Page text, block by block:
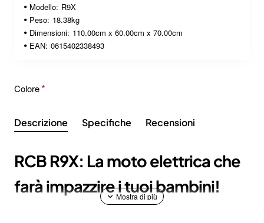
Modello: R9X
Peso: 18.38kg
Dimensioni: 110.00cm x 60.00cm x 70.00cm
EAN: 0615402338493
Colore
Descrizione Specifiche Recensioni
RCB R9X: La moto elettrica che
farà impazzire i tuoi bambini! ️